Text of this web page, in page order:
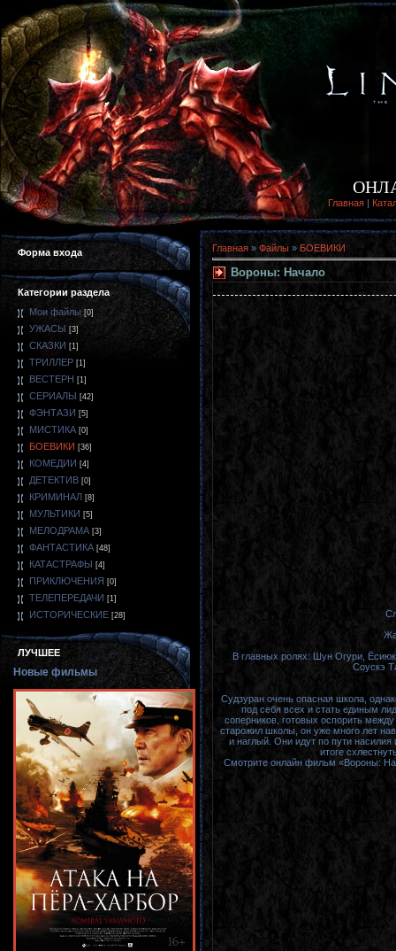
Главная |
Форма входа
Категории раздела
Мои файлы [0]
УЖАСЫ [3]
СКАЗКИ [1]
ТРИЛЛЕР [1]
ВЕСТЕРН [1]
СЕРИАЛЫ [42]
ФЭНТАЗИ [5]
МИСТИКА [0]
БОЕВИКИ [36]
КОМЕДИИ [4]
ДЕТЕКТИВ [0]
КРИМИНАЛ [8]
МУЛЬТИКИ [5]
МЕЛОДРАМА [3]
ФАНТАСТИКА [48]
КАТАСТРАФЫ [4]
ПРИКЛЮЧЕНИЯ [0]
ТЕЛЕПЕРЕДАЧИ [1]
ИСТОРИЧЕСКИЕ [28]
ЛУЧШЕЕ
Новые фильмы
Главная » Файлы » БОЕВИКИ
Вороны: Начало
В главных ролях: Шун Огури,
Соускэ
Судзуран очень опасная школа,
под себя всех и стать единым
соперников, готовых оспорить
старожил школы, он уже много лет
и наглый. Они идут по пути
итоге
Смотрите онлайн фильм «Вороны: